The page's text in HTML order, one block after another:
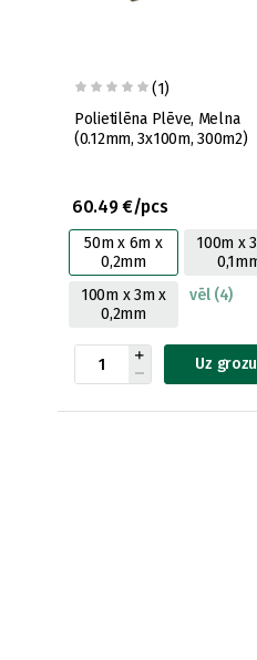
(1)
Polietilēna Plēve, Melna
(0.12mm, 3x100m, 300m2)
60.49 €/pcs
50m x 6m x
0,2mm
100m x
100m x 3m x
0,2mm
vēl (4)
Uz grozu